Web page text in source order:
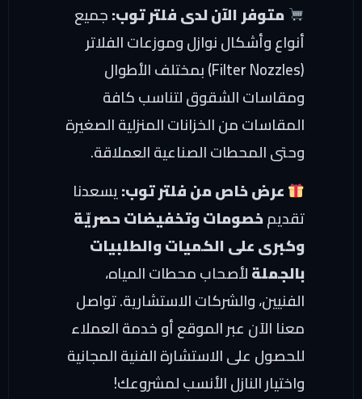
متوفر الآن لدى فلتر توب:جميع
أنواع وأشكال نوازل وموزعات الفلاتر
(Filter Nozzles) بمختلف الأطوال
ومقاسات الشقوق لتناسب كافة
المقاسات من الخزانات المنزلية الصغيرة
وحتى المحطات الصناعية العملاقة.
عرض خاص من فلتر توب:يسعدنا
تقديمخصومات وتخفيضات حصريّة
وكبرى على الكميات والطلبيات
بالجملةلأصحاب محطات المياه،
الفنيين، والشركات الاستشارية. تواصل
معنا الآن عبر الموقع أو خدمة العملاء
للحصول على الاستشارة الفنية المجانية
واختيار النازل الأنسب لمشروعك!